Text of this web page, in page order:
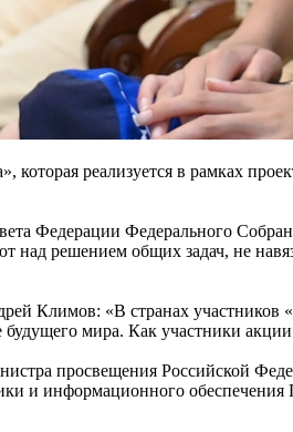
реализуется в рамках
Федерации Федерального
решением общих задач, не
Климов: «В странах участников
будущего мира. Как участники
просвещения Российской
и информационного